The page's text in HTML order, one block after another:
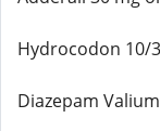
Hydrocodon 10/
Diazepam